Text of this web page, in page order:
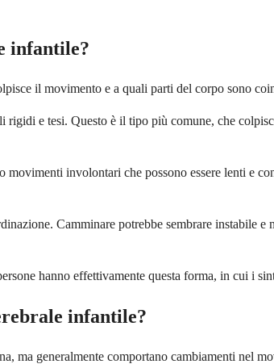
infantile?
il movimento e a quali parti del corpo sono
e tesi. Questo è il tipo più comune, che
involontari che possono essere lenti e
Camminare potrebbe sembrare instabile
hanno effettivamente questa forma, in cui i
infantile?
ma generalmente comportano cambiamenti